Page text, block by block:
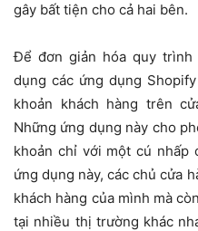
gây bất tiện cho cả hai bên.
Để đơn giản hóa quy
dụng các ứng dụng
khoản khách hàng trên
Những ứng dụng này cho
khoản chỉ với một cú nhấp
ứng dụng này, các chủ cửa
khách hàng của mình mà
tại nhiều thị trường khác